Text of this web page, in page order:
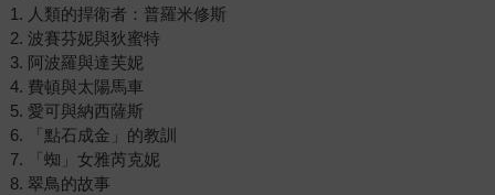
1. 人類的捍衛者：普羅米修斯
2. 波賽芬妮與狄蜜特
3. 阿波羅與達芙妮
4. 費頓與太陽馬車
5. 愛可與納西薩斯
6. 「點石成金」的教訓
7. 「蜘」女雅芮克妮
8. 翠鳥的故事